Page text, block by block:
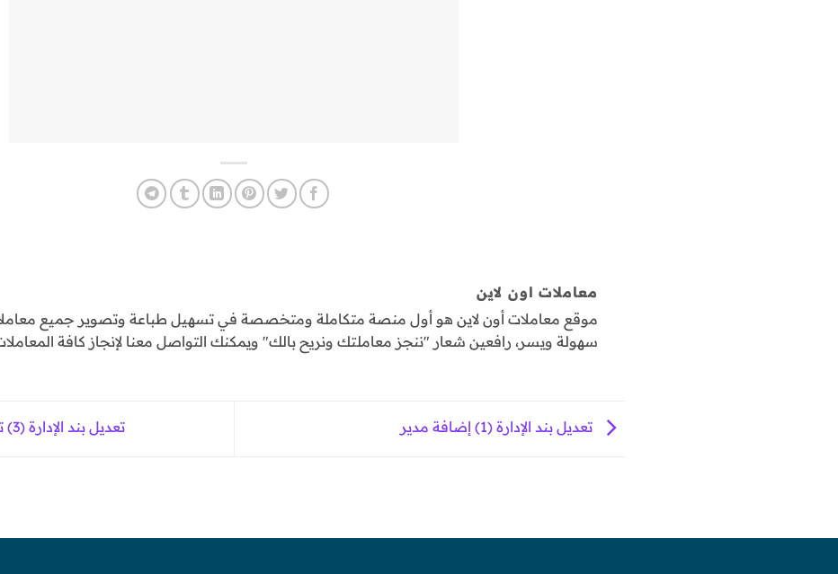
معاملات اون لاين
موقع معاملات أون لاين هو أول منصة متكاملة ومتخصصة في تسهيل طباعة وتصوير جميع
سهولة ويسر، رافعين شعار "ننجز معاملتك ونريح بالك" ويمكنك التواصل معنا لإنجاز كافة
تعديل بند الإدارة (1) إضافة مدير تعديل بند الإدارة (3) تعديل صلاحيات مدير